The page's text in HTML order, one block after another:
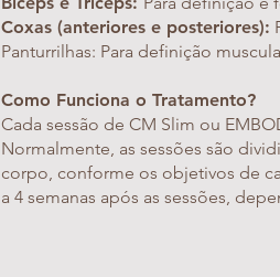
Coxas (anteriores e posteriores):
Panturrilhas: Para definição
Como Funciona o Tratamento?
Cada sessão de CM Slim ou
Normalmente, as sessões são
corpo, conforme os objetivos de
a 4 semanas após as sessões,